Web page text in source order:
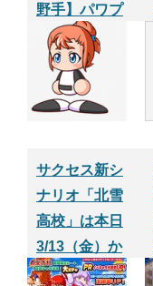
野手】パワプ
ロサクセスア
プリ
サクセス新シ
ナリオ「北雪
高校」は本日
3/13（金）か
らスタート！